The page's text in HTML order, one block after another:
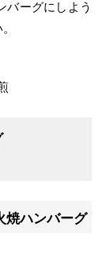
バーグにしよう
ハンバーグ